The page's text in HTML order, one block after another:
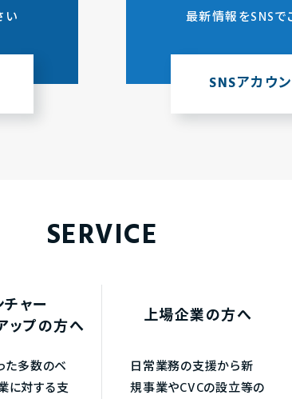
い 最新情報をSNSで
SNSアカウ
SERVICE
ャー
ップの方へ
た多数のベ
に対する支
上場企業の方へ
日常業務の支援から新
規事業やCVCの設立等の